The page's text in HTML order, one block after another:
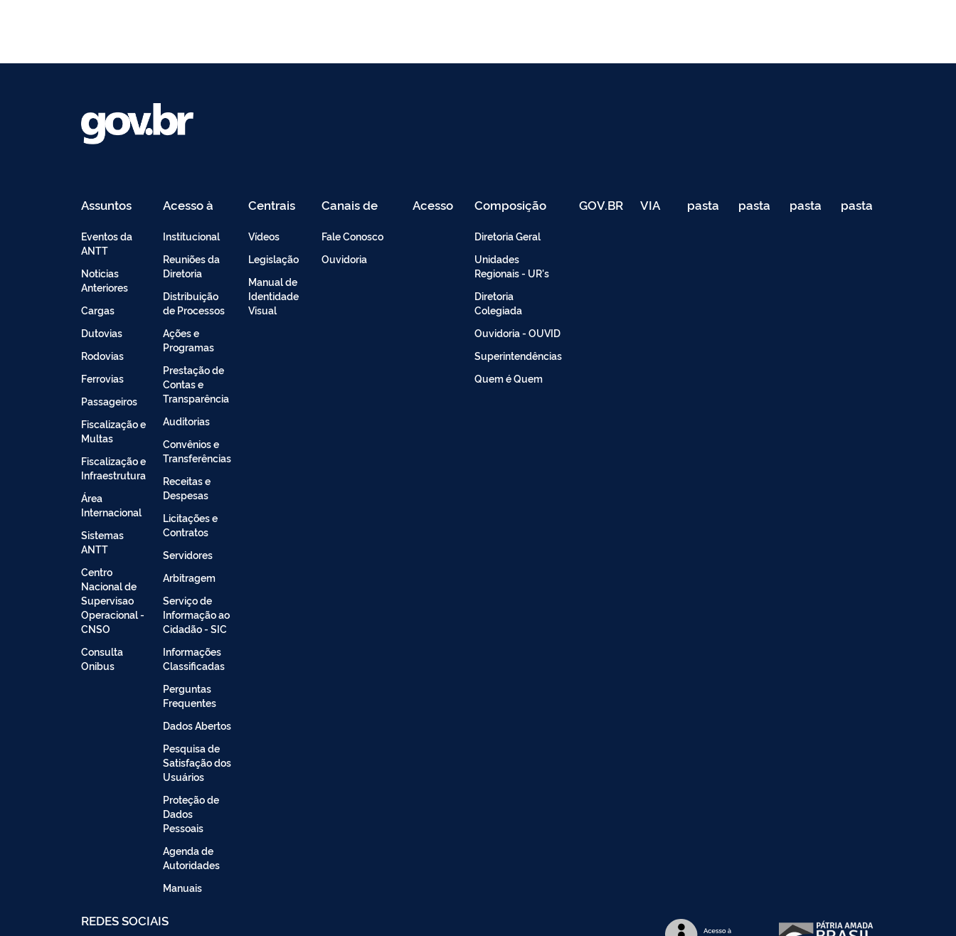
Assuntos
Eventos da
ANTT
Noticias
Anteriores
Cargas
Dutovias
Rodovias
Ferrovias
Passageiros
Fiscalização e
Multas
Fiscalização e
Infraestrutura
Área
Internacional
Sistemas
ANTT
Centro
Nacional de
Supervisao
Operacional -
CNSO
Consulta
Onibus
Acesso à
Informação
Institucional
Reuniões da
Diretoria
Distribuição
de Processos
Ações e
Programas
Prestação de
Contas e
Transparência
Auditorias
Convênios e
Transferências
Receitas e
Despesas
Licitações e
Contratos
Servidores
Arbitragem
Serviço de
Informação ao
Cidadão - SIC
Informações
Classificadas
Perguntas
Frequentes
Dados Abertos
Pesquisa de
Satisfação dos
Usuários
Proteção de
Dados
Pessoais
Agenda de
Autoridades
Manuais
Centrais
de
Vídeos
Legislação
Manual de
Identidade
Visual
Canais de
Atendimento
Fale Conosco
Ouvidoria
Acesso
Restrito
Composição
Diretoria Geral
Unidades
Regionais - UR's
Diretoria
Colegiada
Ouvidoria - OUVID
Superintendências
Quem é Quem
GOV.BR VIA
040
pasta
de
pasta
de
pasta
de
pasta
de
REDES SOCIAIS